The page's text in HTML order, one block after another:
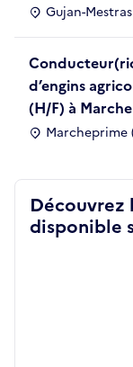
Gujan-
d’engins
(H/F) à
Marcheprime
disponible